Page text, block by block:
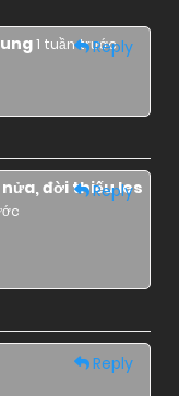
1 tuần trước
Reply
đời thiếu les
Reply
Reply